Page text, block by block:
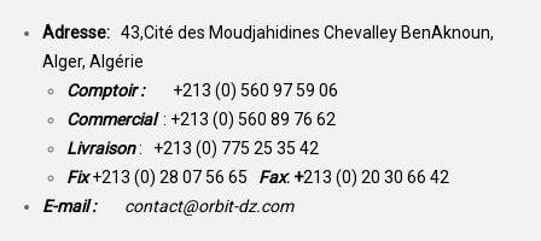
Adresse: 43,Cité des Moudjahidines Chevalley BenAknoun,
Alger, Algérie
Comptoir : +213 (0) 560 97 59 06
Commercial : +213 (0) 560 89 76 62
Livraison: +213 (0) 775 25 35 42
Fix +213 (0) 28 07 56 65 Fax: +213 (0) 20 30 66 42
E-mail :
contact@orbit-dz.com